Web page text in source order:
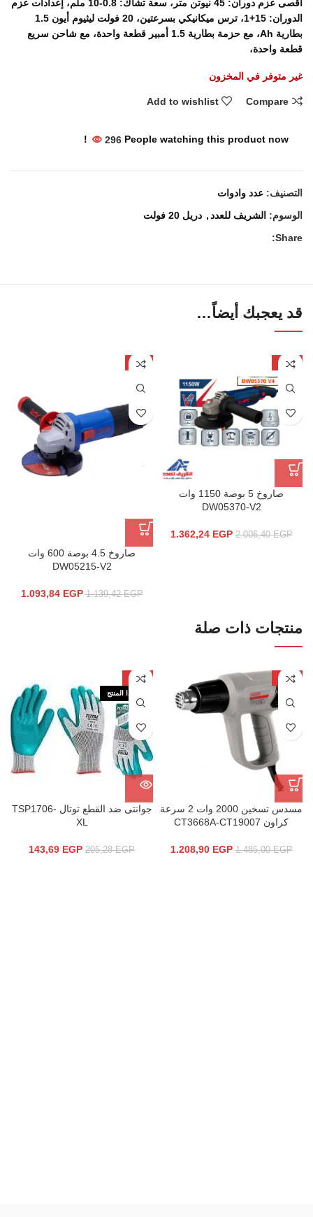
أقصى عزم دوران: 45 نيوتن متر، سعة تشاك: 0.8-10 ملم، إعدادات عزم
الدوران: 15+1، ترس ميكانيكي بسرعتين، 20 فولت ليثيوم أيون 1.5
بطارية Ah، مع حزمة بطارية 1.5 أمبير قطعة واحدة، مع شاحن سريع
قطعة واحدة،
غير متوفر في المخزون
Compare
Add to wishlist
296 People watching this product now!
التصنيف: عدد وادوات
الوسوم: الشريف للعدد, دريل 20 فولت
Share:
قد يعجبك أيضاً…
-32%
صاروخ 5 بوصة 1150 وات
DW05370-V2
2.006,40EGP
1.362,24 EGP
-4%
صاروخ 4.5 بوصة 600 وات
DW05215-V2
1.139,42EGP
1.093,84 EGP
منتجات ذات صلة
-19%
مسدس تسخين 2000 وات 2 سرعة
كراون CT3668A-CT19007
1.485,00EGP
1.208,90 EGP
-30%
نفذ هذا المنتج
جوانتى ضد القطع توتال TSP1706-
XL
205,28EGP
143,69 EGP